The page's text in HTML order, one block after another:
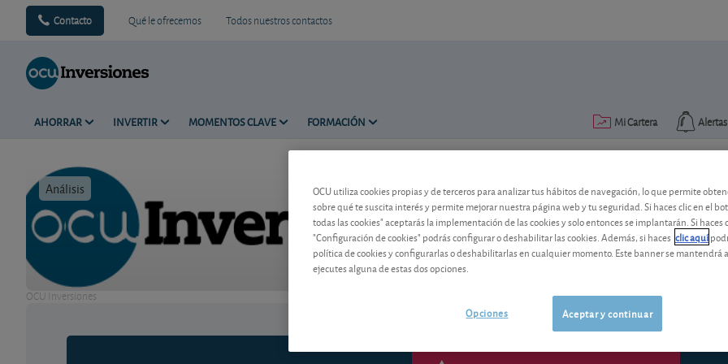
Contacto Qué le ofrecemos Todos nuestros contactos
AHORRAR INVERTIR MOMENTOS CLAVE FORMACIÓN Alertas
Mi Cartera
Análisis Tiempo de lectura: 2 min.
OCU Inversiones
Syngenta: la OPA,
ChemChina renovó por tercera vez la
OCU utiliza cookies propias y de terceros para analizar tus hábitos de navegación, lo que permite
sobre qué te suscita interés y permite mejorar nuestra página web y tu seguridad. Si haces clic en el
todas las cookies" aceptarás la implementación de las cookies y solo entonces se implantarán. Si haces
"Configuración de cookies" podrás configurar o deshabilitar las cookies. Además, si haces clic aquí
política de cookies y configurarlas o deshabilitarlas en cualquier momento. Este banner se mantendrá
ejecutes alguna de estas dos opciones.
Aceptar y continuar
Opciones